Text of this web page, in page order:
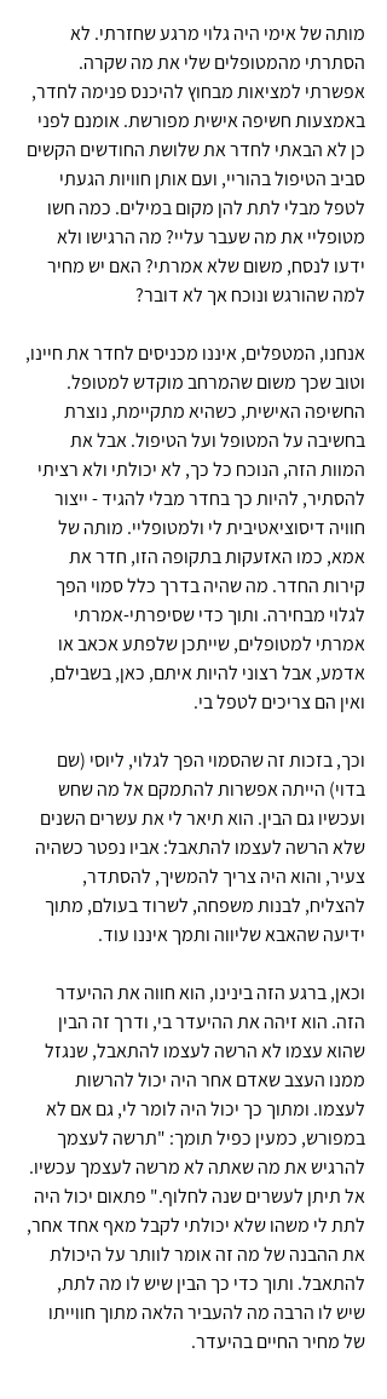
מותה של אימי היה גלוי מרגע שחזרתי. לא
הסתרתי מהמטופלים שלי את מה שקרה.
אפשרתי למציאות מבחוץ להיכנס פנימה לחדר,
באמצעות חשיפה אישית מפורשת. אומנם לפני
כן לא הבאתי לחדר את שלושת החודשים הקשים
סביב הטיפול בהוריי, ועם אותן חוויות הגעתי
לטפל מבלי לתת להן מקום במילים. כמה חשו
מטופליי את מה שעבר עליי? מה הרגישו ולא
ידעו לנסח, משום שלא אמרתי? האם יש מחיר
למה שהורגש ונוכח אך לא דובר?
אנחנו, המטפלים, איננו מכניסים לחדר את חיינו,
וטוב שכך משום שהמרחב מוקדש למטופל.
החשיפה האישית, כשהיא מתקיימת, נוצרת
בחשיבה על המטופל ועל הטיפול. אבל את
המוות הזה, הנוכח כל כך, לא יכולתי ולא רציתי
להסתיר, להיות כך בחדר מבלי להגיד - ייצור
חוויה דיסוציאטיבית לי ולמטופליי. מותה של
אמא, כמו האזעקות בתקופה הזו, חדר את
קירות החדר. מה שהיה בדרך כלל סמוי הפך
לגלוי מבחירה. ותוך כדי שסיפרתי-אמרתי
אמרתי למטופלים, שייתכן שלפתע אכאב או
אדמע, אבל רצוני להיות איתם, כאן, בשבילם,
ואין הם צריכים לטפל בי.
וכך, בזכות זה שהסמוי הפך לגלוי, ליוסי (שם
בדוי) הייתה אפשרות להתמקם אל מה שחש
ועכשיו גם הבין. הוא תיאר לי את עשרים השנים
שלא הרשה לעצמו להתאבל: אביו נפטר כשהיה
צעיר, והוא היה צריך להמשיך, להסתדר,
להצליח, לבנות משפחה, לשרוד בעולם, מתוך
ידיעה שהאבא שליווה ותמך איננו עוד.
וכאן, ברגע הזה בינינו, הוא חווה את ההיעדר
הזה. הוא זיהה את ההיעדר בי, ודרך זה הבין
שהוא עצמו לא הרשה לעצמו להתאבל, שנגזל
ממנו העצב שאדם אחר היה יכול להרשות
לעצמו. ומתוך כך יכול היה לומר לי, גם אם לא
במפורש, כמעין כפיל תומך: "תרשה לעצמך
להרגיש את מה שאתה לא מרשה לעצמך עכשיו.
אל תיתן לעשרים שנה לחלוף." פתאום יכול היה
לתת לי משהו שלא יכולתי לקבל מאף אחד אחר,
את ההבנה של מה זה אומר לוותר על היכולת
להתאבל. ותוך כדי כך הבין שיש לו מה לתת,
שיש לו הרבה מה להעביר הלאה מתוך חווייתו
של מחיר החיים בהיעדר.